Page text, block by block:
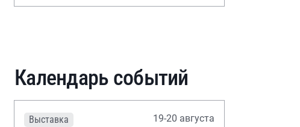
Календарь событий
Выставка 19-20 августа